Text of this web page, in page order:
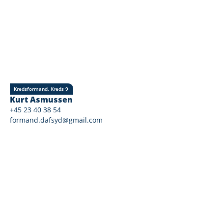
Kredsformand. Kreds 9
Kurt Asmussen
+45 23 40 38 54
formand.dafsyd@gmail.com